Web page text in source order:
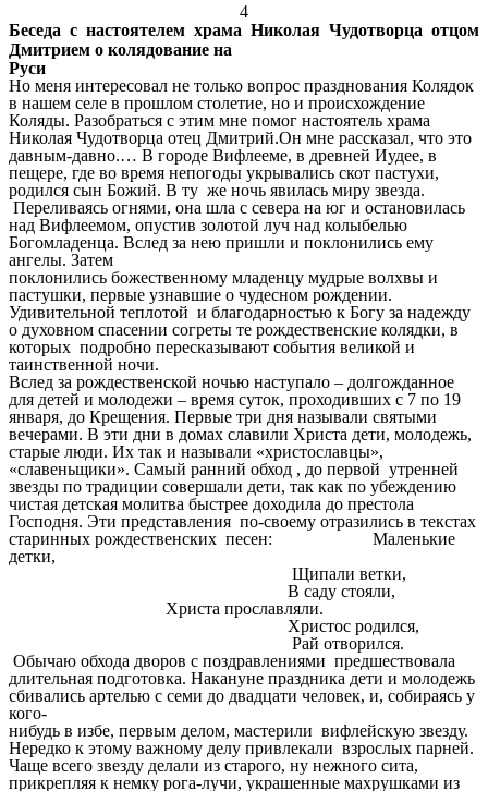
4
Беседа с настоятелем храма Николая Чудотворца отцом
Дмитрием о колядование на
Руси
Но меня интересовал не только вопрос празднования Колядок
в нашем селе в прошлом столетие, но и происхождение
Коляды. Разобраться с этим мне помог настоятель храма
Николая Чудотворца отец Дмитрий.Он мне рассказал, что это
давным-давно.… В городе Вифлееме, в древней Иудее, в
пещере, где во время непогоды укрывались скот пастухи,
родился сын Божий. В ту же ночь явилась миру звезда.
Переливаясь огнями, она шла с севера на юг и остановилась
над Вифлеемом, опустив золотой луч над колыбелью
Богомладенца. Вслед за нею пришли и поклонились ему
ангелы. Затем
поклонились божественному младенцу мудрые волхвы и
пастушки, первые узнавшие о чудесном рождении.
Удивительной теплотой и благодарностью к Богу за надежду
о духовном спасении согреты те рождественские колядки, в
которых подробно пересказывают события великой и
таинственной ночи.
Вслед за рождественской ночью наступало – долгожданное
для детей и молодежи – время суток, проходивших с 7 по 19
января, до Крещения. Первые три дня называли святыми
вечерами. В эти дни в домах славили Христа дети, молодежь,
старые люди. Их так и называли «христославцы»,
«славеньщики». Самый ранний обход , до первой утренней
звезды по традиции совершали дети, так как по убеждению
чистая детская молитва быстрее доходила до престола
Господня. Эти представления по-своему отразились в текстах
старинных рождественских песен: Маленькие
детки,
Щипали ветки,
В саду стояли,
Христа прославляли.
Христос родился,
Рай отворился.
Обычаю обхода дворов с поздравлениями предшествовала
длительная подготовка. Накануне праздника дети и молодежь
сбивались артелью с семи до двадцати человек, и, собираясь у
кого-
нибудь в избе, первым делом, мастерили вифлейскую звезду.
Нередко к этому важному делу привлекали взрослых парней.
Чаще всего звезду делали из старого, ну нежного сита,
прикрепляя к немку рога-лучи, украшенные махрушками из